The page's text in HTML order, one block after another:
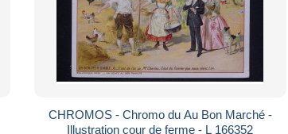
CHROMOS - Chromo du Au Bon Marché -
Illustration cour de ferme - L 166352